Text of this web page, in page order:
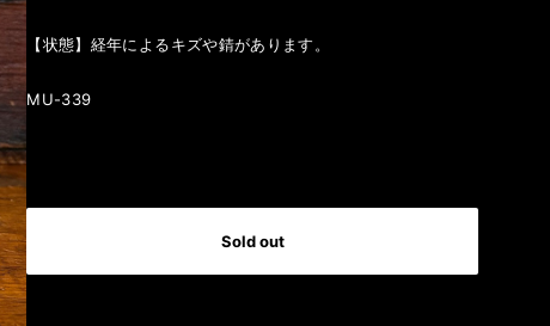
【状態】経年によるキズや錆があります。
MU-339
Sold out